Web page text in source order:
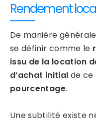
Rendement
De manière
se définir comme le
issu de la location
d’achat initial de ce
pourcentage.
Une subtilité existe